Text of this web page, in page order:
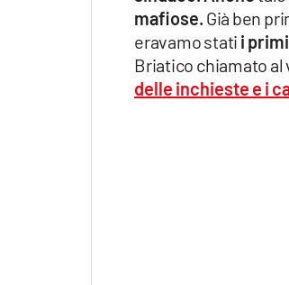
mafiose. Già ben
eravamo stati i
Briatico chiamato
delle inchieste e i